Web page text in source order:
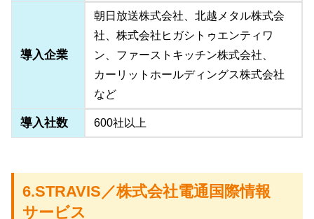
導入企業
朝日放送株式会社、北越メタル株式会
社、株式会社ヒガシトゥエンティワ
ン、ファーストキッチン株式会社、
カーリットホールディングス株式会社
など
導入社数 600社以上
6.STRAVIS／株式会社電通国際情報
サービス